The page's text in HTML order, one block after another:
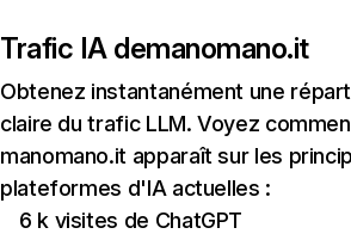
Trafic IA demanomano.it
Obtenez instantanément une
claire du trafic LLM. Voyez
manomano.it apparaît sur les
plateformes d'IA actuelles :
6 k visites de ChatGPT